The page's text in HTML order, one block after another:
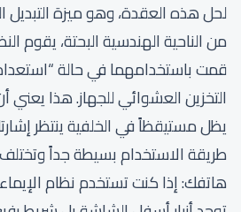
من الناحية الهندسية البحتة، يقوم
قمت باستخدامهما في حالة
التخزين العشوائي للجهاز. هذا يعني
يظل مستيقظاً في الخلفية ينتظر
طريقة الاستخدام بسيطة جداً
هاتفك: إذا كنت تستخدم نظام